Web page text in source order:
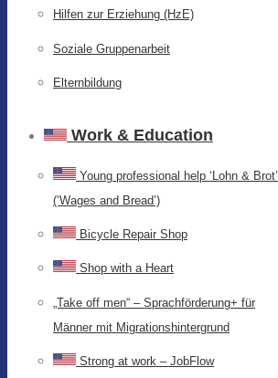
Hilfen zur Erziehung (HzE)
Soziale Gruppenarbeit
Elternbildung
Work & Education
Young professional help ‘Lohn & Brot’
(‘Wages and Bread’)
Bicycle Repair Shop
Shop with a Heart
„Take off men“ – Sprachförderung+ für
Männer mit Migrationshintergrund
Strong at work – JobFlow